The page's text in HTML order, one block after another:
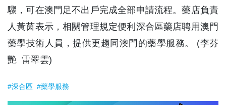
驟，可在澳門足不出戶完成全部申請流程。藥店負責
人黃茵表示，相關管理規定便利深合區藥店聘用澳門
藥學技術人員，提供更趨同澳門的藥學服務。 (李芬
艷 雷翠雲)
#深合區 #藥學服務